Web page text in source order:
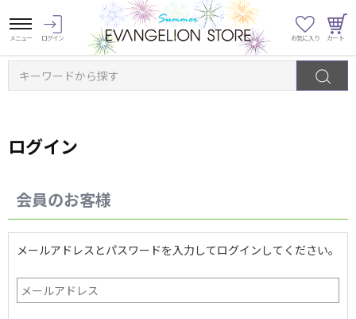
キーワードから探す
ログイン
会員のお客様
メールアドレスとパスワードを入力してログインしてください。